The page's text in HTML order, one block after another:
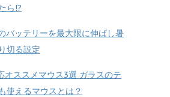
ら!?
ッテリーを最大限に伸ばし暑
切る設定
オススメマウス3選 ガラスのテ
使えるマウスとは？